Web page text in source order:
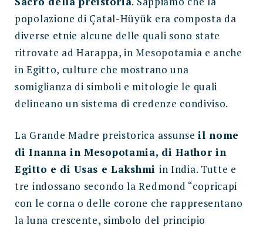
popolazione di Çatal-Hüyük era composta da
diverse etnie alcune delle quali sono state
ritrovate ad Harappa, in Mesopotamia e anche
in Egitto, culture che mostrano una
somiglianza di simboli e mitologie le quali
delineano un sistema di credenze condiviso.
La Grande Madre preistorica assunseil nome
di Inanna in Mesopotamia, di Hathor in
Egitto e di Usas e Lakshmi in India. Tutte e
tre indossano secondo la Redmond “copricapi
con le corna o delle corone che rappresentano
la luna crescente, simbolo del principio